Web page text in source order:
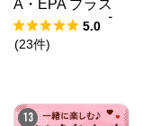
A・EPA プラス
クリルオイル【1
0%OFF】
5.0
(23件)
13